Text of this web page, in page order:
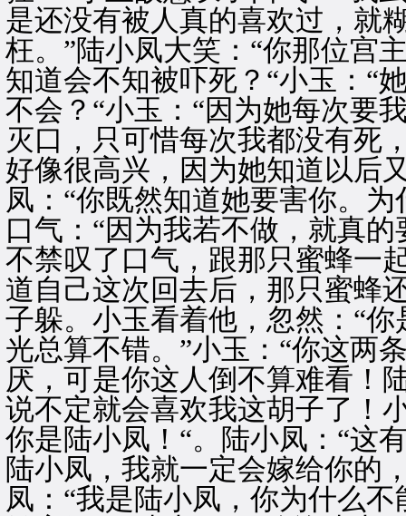
是还没有被人真的喜欢过，就
枉。”陆小凤大笑：“你那位宫
知道会不知被吓死？“小玉：“
不会？“小玉：“因为她每次要
灭口，只可惜每次我都没有死
好像很高兴，因为她知道以后
凤：“你既然知道她要害你。
口气：“因为我若不做，就真
不禁叹了口气，跟那只蜜蜂一
道自己这次回去后，那只蜜蜂
子躲。小玉看着他，忽然：“
光总算不错。”小玉：“你这两
厌，可是你这人倒不算难看！
说不定就会喜欢我这胡子了！
你是陆小凤！“。陆小凤：“这
陆小凤，我就一定会嫁给你的
凤：“我是陆小凤，你为什么